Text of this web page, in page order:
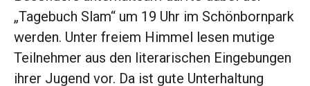
„Tagebuch Slam“ um 19 Uhr im Schönbornpark
werden. Unter freiem Himmel lesen mutige
Teilnehmer aus den literarischen Eingebungen
ihrer Jugend vor. Da ist gute Unter­haltung